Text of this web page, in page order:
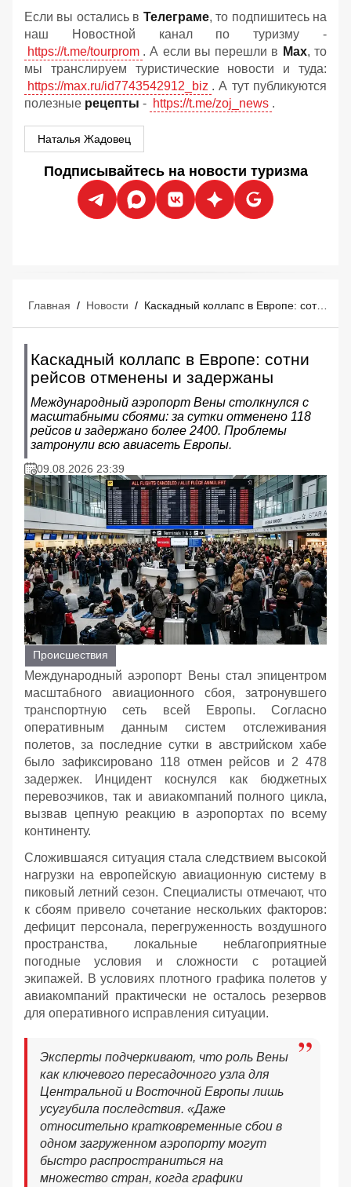
Если вы остались в Телеграме, то подпишитесь на
наш Новостной канал по туризму -
https://t.me/tourprom . А если вы перешли в Мах, то
мы транслируем туристические новости и туда:
https://max.ru/id7743542912_biz . А тут публикуются
полезные рецепты - https://t.me/zoj_news .
Наталья Жадовец
Подписывайтесь на новости туризма
Главная / Новости / Каскадный коллапс в Европе: сотни рейсов отменены и задержаны
Каскадный коллапс в Европе: сотни
рейсов отменены и задержаны
Международный аэропорт Вены столкнулся с
масштабными сбоями: за сутки отменено 118
рейсов и задержано более 2400. Проблемы
затронули всю авиасеть Европы.
09.08.2026 23:39
Происшествия
Международный аэропорт Вены стал эпицентром
масштабного авиационного сбоя, затронувшего
транспортную сеть всей Европы. Согласно
оперативным данным систем отслеживания
полетов, за последние сутки в австрийском хабе
было зафиксировано 118 отмен рейсов и 2 478
задержек. Инцидент коснулся как бюджетных
перевозчиков, так и авиакомпаний полного цикла,
вызвав цепную реакцию в аэропортах по всему
континенту.
Сложившаяся ситуация стала следствием высокой
нагрузки на европейскую авиационную систему в
пиковый летний сезон. Специалисты отмечают, что
к сбоям привело сочетание нескольких факторов:
дефицит персонала, перегруженность воздушного
пространства, локальные неблагоприятные
погодные условия и сложности с ротацией
экипажей. В условиях плотного графика полетов у
авиакомпаний практически не осталось резервов
для оперативного исправления ситуации.
Эксперты подчеркивают, что роль Вены
как ключевого пересадочного узла для
Центральной и Восточной Европы лишь
усугубила последствия. «Даже
относительно кратковременные сбои в
одном загруженном аэропорту могут
быстро распространиться на
множество стран, когда графики